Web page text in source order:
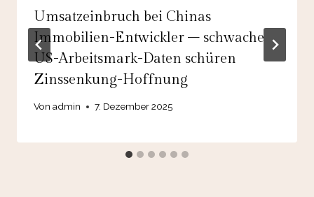
Umsatzeinbruch bei Chinas
Immobilien-Entwickler – schwache
US-Arbeitsmark-Daten schüren
Zinssenkung-Hoffnung
Von admin 7. Dezember 2025